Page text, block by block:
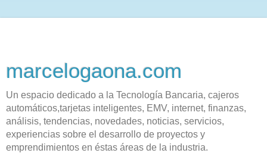
marcelogaona.com
Un espacio dedicado a la Tecnología Bancaria, cajeros
automáticos,tarjetas inteligentes, EMV, internet, finanzas,
análisis, tendencias, novedades, noticias, servicios,
experiencias sobre el desarrollo de proyectos y
emprendimientos en éstas áreas de la industria.